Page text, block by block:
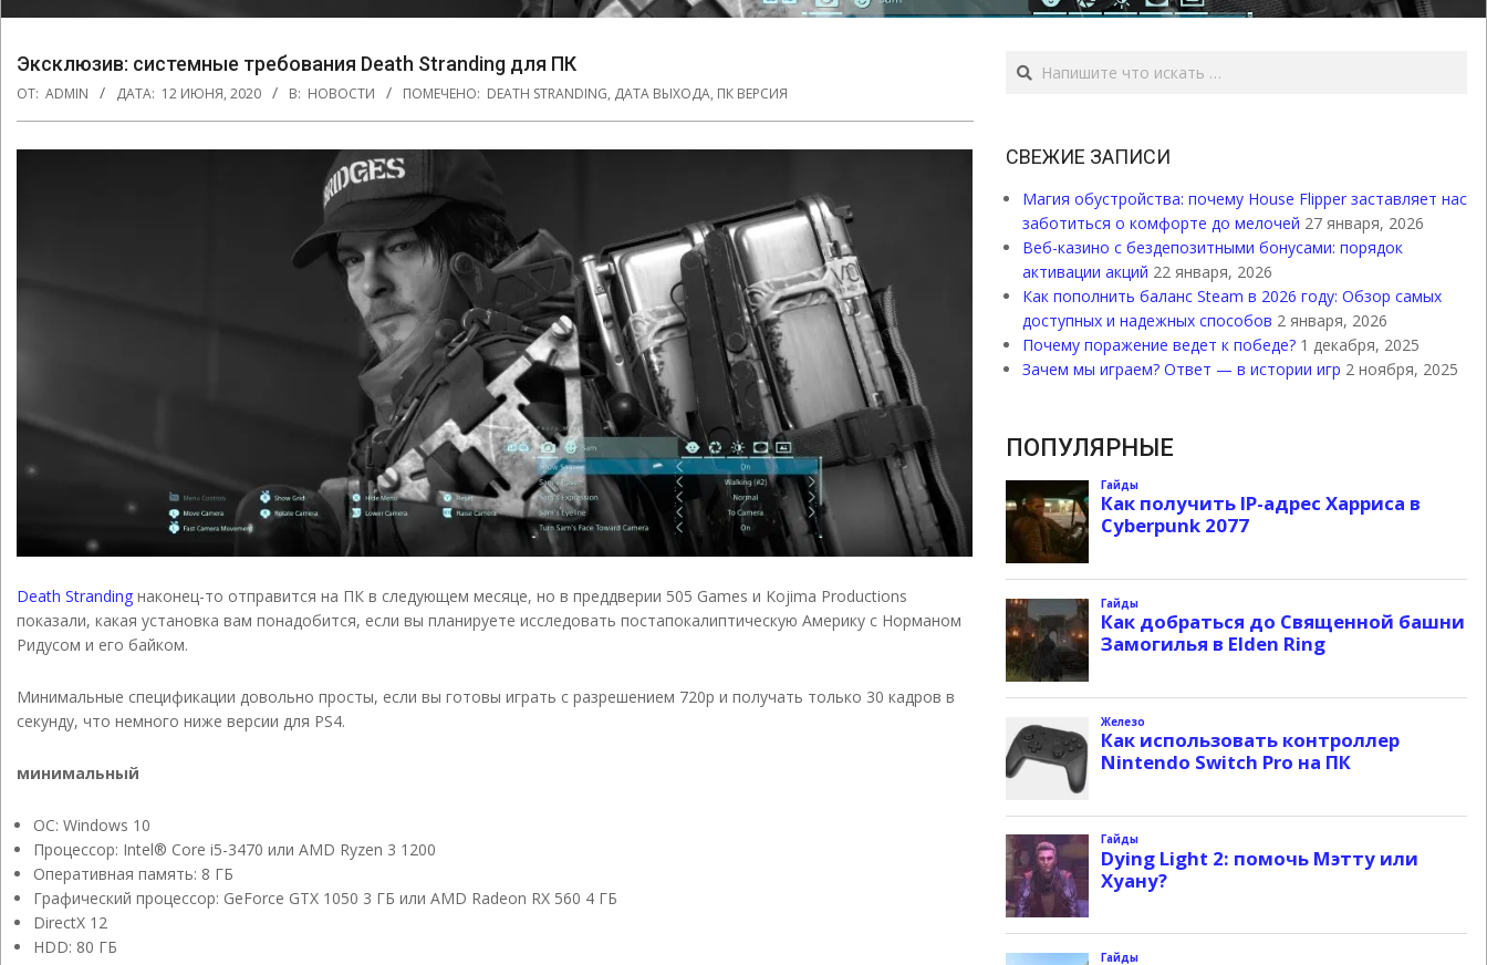
Эксклюзив: системные требования Death Stranding для ПК
ОТ: ADMIN ДАТА: 12 ИЮНЯ, 2020 В: НОВОСТИ ПОМЕЧЕНО: DEATH STRANDING, ДАТА ВЫХОДА, ПК ВЕРСИЯ
Death Stranding наконец-то отправится на ПК в следующем месяце, но в преддверии 505 Games и Kojima Productions
показали, какая установка вам понадобится, если вы планируете исследовать постапокалиптическую Америку с Норманом
Ридусом и его байком.
Минимальные спецификации довольно просты, если вы готовы играть с разрешением 720p и получать только 30 кадров в
секунду, что немного ниже версии для PS4.
минимальный
ОС: Windows 10
Процессор: Intel® Core i5-3470 или AMD Ryzen 3 1200
Оперативная память: 8 ГБ
Графический процессор: GeForce GTX 1050 3 ГБ или AMD Radeon RX 560 4 ГБ
DirectX 12
HDD: 80 ГБ
Поиск
СВЕЖИЕ ЗАПИСИ
Магия обустройства: почему House Flipper заставляет нас
заботиться о комфорте до мелочей 27 января, 2026
Веб-казино с бездепозитными бонусами: порядок
активации акций 22 января, 2026
Как пополнить баланс Steam в 2026 году: Обзор самых
доступных и надежных способов 2 января, 2026
Почему поражение ведет к победе? 1 декабря, 2025
Зачем мы играем? Ответ — в истории игр 2 ноября, 2025
ПОПУЛЯРНЫЕ